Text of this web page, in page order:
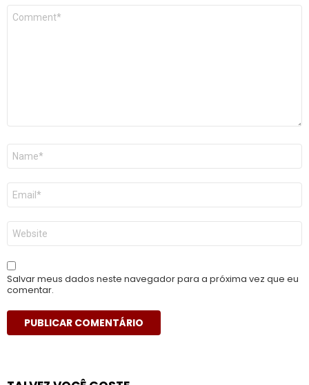
Comentário
Nome
E-
mail
*
Site
Salvar meus dados neste navegador para a próxima vez que eu
comentar.